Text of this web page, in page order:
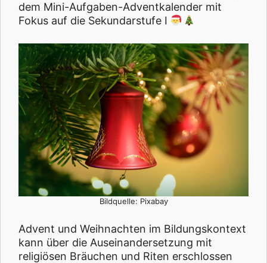
dem Mini-Aufgaben-Adventkalender mit
Fokus auf die Sekundarstufe I
Bildquelle: Pixabay
Advent und Weihnachten im Bildungskontext
kann über die Auseinandersetzung mit
religiösen Bräuchen und Riten erschlossen